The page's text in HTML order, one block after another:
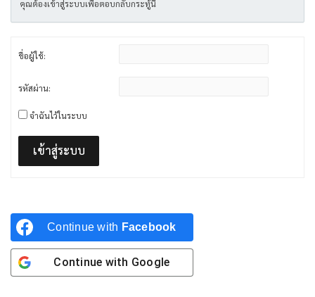
คุณต้องเข้าสู่ระบบเพื่อตอบกลับกระทู้นี้
ชื่อผู้ใช้:
รหัสผ่าน:
จำฉันไว้ในระบบ
เข้าสู่ระบบ
Continue with Facebook
Continue with Google